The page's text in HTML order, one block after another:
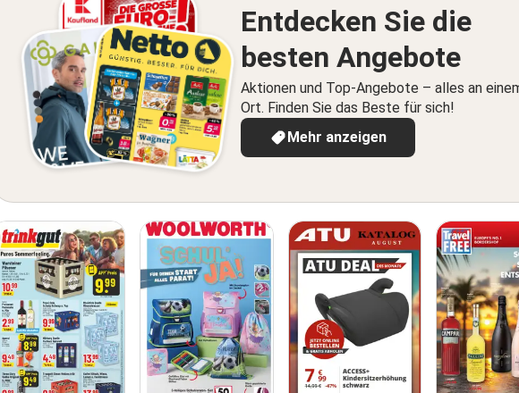
Entdecken Sie die
besten Angebote
Aktionen und Top-Angebote – alles an
Ort. Finden Sie das Beste für sich!
Mehr anzeigen